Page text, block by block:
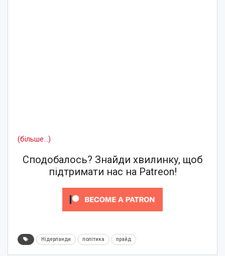
(більше…)
Сподобалось? Знайди хвилинку, щоб
підтримати нас на Patreon!
Нідерланди політика прайд